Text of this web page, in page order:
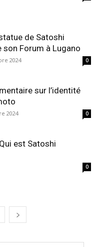
de Satoshi
Forum à Lugano
2024 0
sur l’identité
2024 0
est Satoshi
0